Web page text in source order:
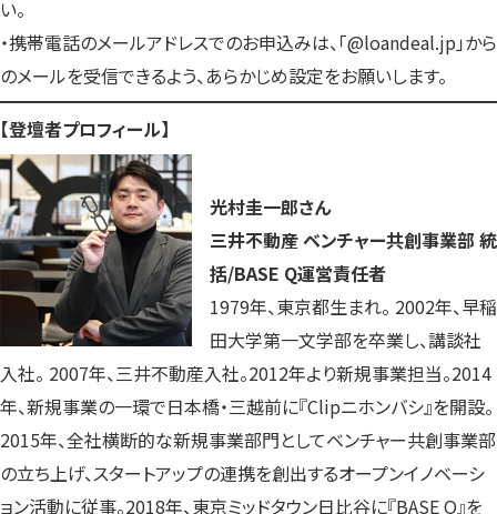
い。
・携帯電話のメールアドレスでのお申込みは、「@loandeal.jp」から
のメールを受信できるよう、あらかじめ設定をお願いします。
【登壇者プロフィール】
光村圭一郎さん
三井不動産 ベンチャー共創事業部 統
括/BASE Q運営責任者
1979年、東京都生まれ。 2002年、早稲
田大学第一文学部を卒業し、講談社
入社。 2007年、三井不動産入社。2012年より新規事業担当。2014
年、新規事業の一環で日本橋・三越前に『Clipニホンバシ』を開設。
2015年、全社横断的な新規事業部門としてベンチャー共創事業部
の立ち上げ、スタートアップの連携を創出するオープンイノベーシ
ョン活動に従事。2018年、東京ミッドタウン日比谷に『BASE Q』を